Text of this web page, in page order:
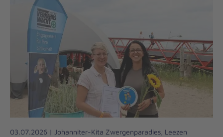
03.07.2026 | Johanniter-Kita Zwergenparadies, Leezen